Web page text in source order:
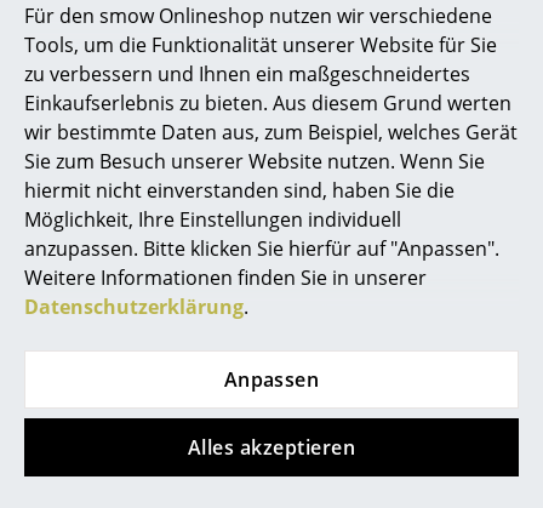
Für den smow Onlineshop nutzen wir verschiedene
Tools, um die Funktionalität unserer Website für Sie
zu verbessern und Ihnen ein maßgeschneidertes
Einkaufserlebnis zu bieten. Aus diesem Grund werten
wir bestimmte Daten aus, zum Beispiel, welches Gerät
Sie zum Besuch unserer Website nutzen. Wenn Sie
hiermit nicht einverstanden sind, haben Sie die
Möglichkeit, Ihre Einstellungen individuell
anzupassen. Bitte klicken Sie hierfür auf "Anpassen".
Weitere Informationen finden Sie in unserer
Datenschutzerklärung.
Anpassen
Alles akzeptieren
Accessoires
Uhren
Spiegel
Figuren & Miniaturen
Vasen
Tabletts
Büroutensilien
Aufbewahrungsboxen
Decken
Beliebte Varianten
Hay
Ethan Cook Flat
Neu
Hay